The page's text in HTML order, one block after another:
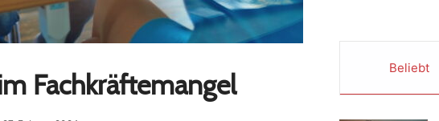
Fachkräftemangel
Beliebt